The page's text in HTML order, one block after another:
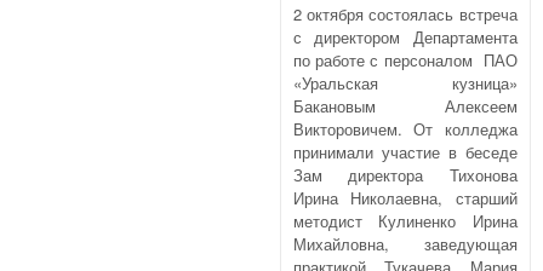
2 октября состоялась встреча
с директором Департамента
по работе с персоналом ПАО
«Уральская кузница»
Бакановым Алексеем
Викторовичем. От колледжа
принимали участие в беседе
Зам директора Тихонова
Ирина Николаевна, старший
методист Кулиненко Ирина
Михайловна, заведующая
практикой Тукачева Мария